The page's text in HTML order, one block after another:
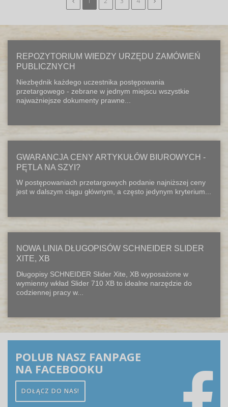
REPOZYTORIUM WIEDZY URZĘDU ZAMÓWIEŃ
PUBLICZNYCH
Niezbędnik każdego uczestnika postępowania
przetargowego - zebrane w jednym miejscu wszystkie
najważniejsze dokumenty prawne...
GWARANCJA CENY ARTYKUŁÓW BIUROWYCH -
PĘTLA NA SZYI?
W postępowaniach przetargowych podanie najniższej ceny
jest w dalszym ciągu głównym, a często jedynym kryterium...
NOWA LINIA DŁUGOPISÓW SCHNEIDER SLIDER
XITE, XB
Długopisy SCHNEIDER Slider Xite, XB wyposażone w
wymienny wkład Slider 710 XB to idealne narzędzie do
codziennej pracy w...
POLUB NASZ FANPAGE
NA FACEBOOKU
DOŁĄCZ DO NAS!